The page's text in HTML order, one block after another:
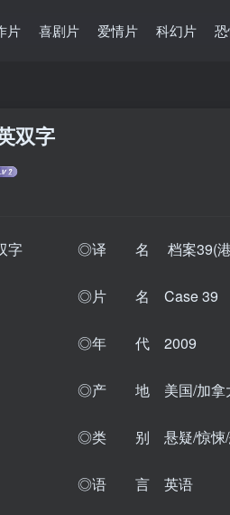
片 喜剧片 爱情片 科幻片
双字
◎译 名 档案39(港)
◎片 名 Case 39
◎年 代 2009
◎产 地 美国/加拿
◎类 别 悬疑/惊悚/
◎语 言 英语